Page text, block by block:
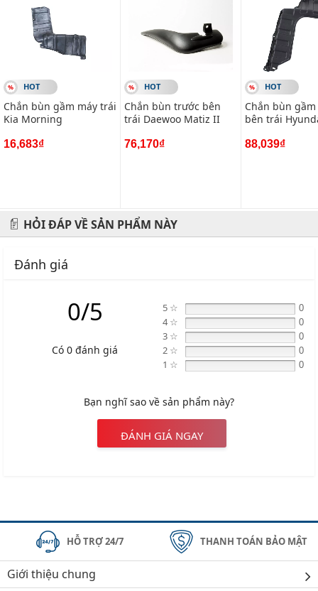
#vietparts #ascgroup #phutungotodungxuatxurochatluong
#phugiaoto #phutungoto
VIETPARTS - Thương hiệu 20 năm về cung cấp phụ tùng,
phụ kiện và phụ gia xe hơi.
Địa chỉ: 434 Trần Khát Chân- Hai Bà Trưng- Hà Nội
HOT
Chắn bùn gầm máy trái
Kia Morning
16,683₫
HOT
Chắn bùn trước bên
trái Daewoo Matiz II
76,170₫
HOT
Chắn bùn
bên trái
88,039₫
HỎI ĐÁP VỀ SẢN PHẨM NÀY
Đánh giá
0/5
Có 0 đánh giá
5 ☆ 0
4 ☆ 0
3 ☆ 0
2 ☆ 0
1 ☆ 0
Bạn nghĩ sao về sản phẩm này?
ĐÁNH GIÁ NGAY
HỖ TRỢ 24/7 THANH TOÁN BẢO MẬT
Giới thiệu chung